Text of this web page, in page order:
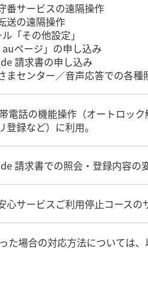
番サービスの遠隔操作
送の遠隔操作
「その他設定」
auページ」の申し込み
請求書の申し込み
まセンター／音声応答での各種
電話の機能操作（オートロッ
登録など）に利用。
請求書での照会・登録内容の
心サービスご利用停止コース
場合の対応方法については、